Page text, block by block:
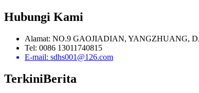
Hubungi Kami
Alamat: NO.9 GAOJIADIAN, YANGZHUANG,
Tel: 0086 13011740815
E-mail: sdhs001@126.com
TerkiniBerita